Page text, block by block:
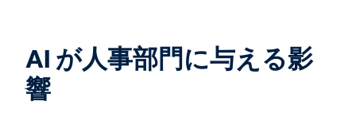
AI が人事部門に与える影
響